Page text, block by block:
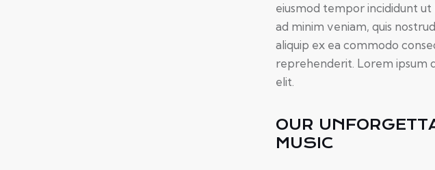
eiusmod tempor incididunt
ad minim veniam, quis
aliquip ex ea commodo
reprehenderit. Lorem ipsum
elit.
OUR
MUSIC